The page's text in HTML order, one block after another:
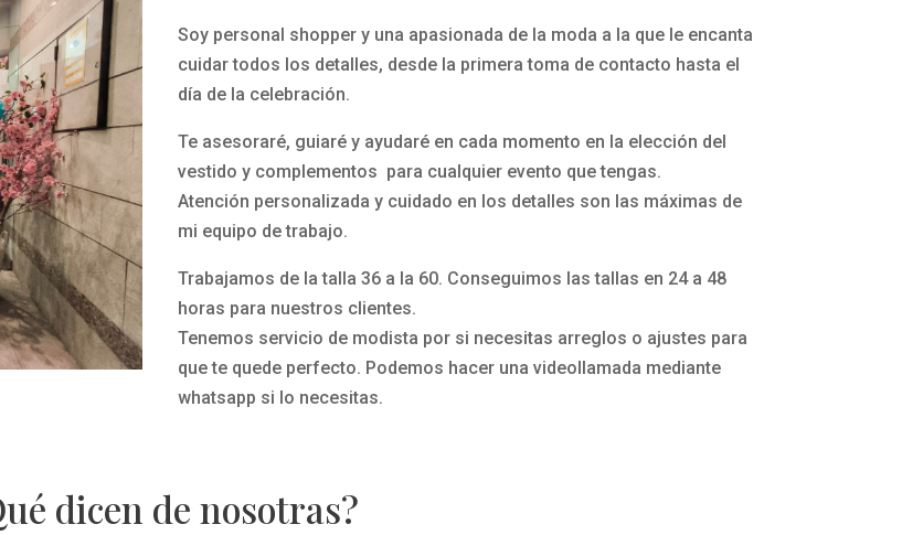
Soy personal shopper y una apasionada de la moda a la que le encanta
cuidar todos los detalles, desde la primera toma de contacto hasta el
día de la celebración.
Te asesoraré, guiaré y ayudaré en cada momento en la elección del
vestido y complementos para cualquier evento que tengas.
Atención personalizada y cuidado en los detalles son las máximas de
mi equipo de trabajo.
Trabajamos de la talla 36 a la 60. Conseguimos las tallas en 24 a 48
horas para nuestros clientes.
Tenemos servicio de modista por si necesitas arreglos o ajustes para
que te quede perfecto. Podemos hacer una videollamada mediante
whatsapp si lo necesitas.
dicen de nosotras?